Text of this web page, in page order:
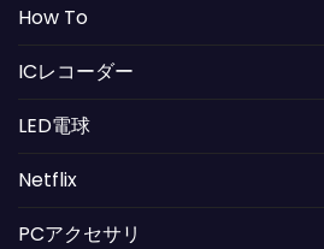
How To
ICレコーダー
LED電球
Netflix
PCアクセサリ